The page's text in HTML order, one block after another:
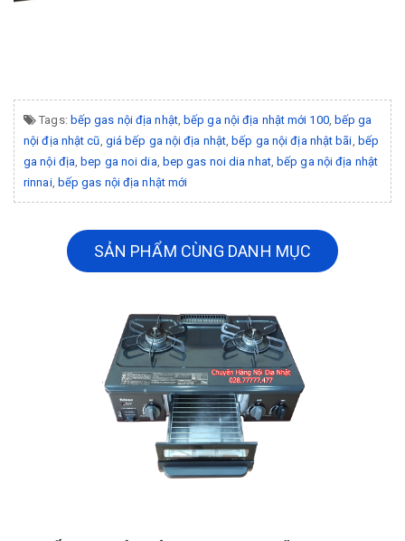
Tags: bếp gas nội địa nhật, bếp ga nội địa nhật mới 100, bếp ga
nội địa nhật cũ giá bếp ga nội địa nhật bếp ga nội địa nhật bãi bếp
ga nội địa bep ga noi dia bep gas noi dia nhat, bếp ga nội địa nhật
rinnai, bếp gas nội địa nhật mới
SẢN PHẨM CÙNG DANH MỤC